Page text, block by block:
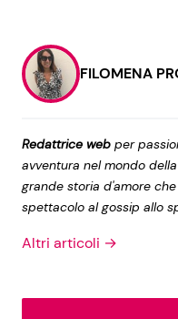
FILOMENA
Redattrice web per
avventura nel mondo della
grande storia d'amore
spettacolo al gossip allo
Altri articoli →